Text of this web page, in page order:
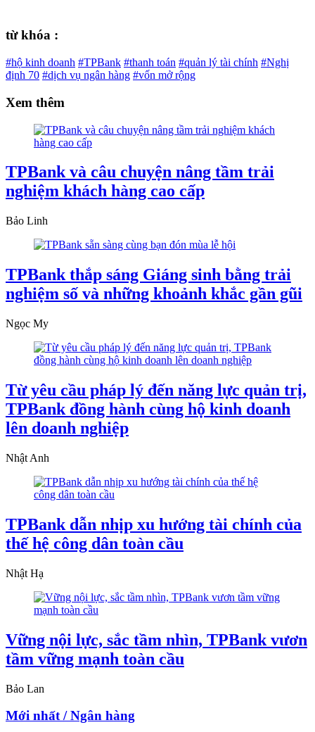
từ khóa :
#hộ kinh doanh #TPBank #thanh toán #quản lý tài chính #Nghị
định 70 #dịch vụ ngân hàng #vốn mở rộng
Xem thêm
TPBank và câu chuyện nâng tầm trải
nghiệm khách hàng cao cấp
Bảo Linh
TPBank thắp sáng Giáng sinh bằng trải
nghiệm số và những khoảnh khắc gần gũi
Ngọc My
Từ yêu cầu pháp lý đến năng lực quản trị,
TPBank đồng hành cùng hộ kinh doanh
lên doanh nghiệp
Nhật Anh
TPBank dẫn nhịp xu hướng tài chính của
thế hệ công dân toàn cầu
Nhật Hạ
Vững nội lực, sắc tầm nhìn, TPBank vươn
tầm vững mạnh toàn cầu
Bảo Lan
Mới nhất / Ngân hàng